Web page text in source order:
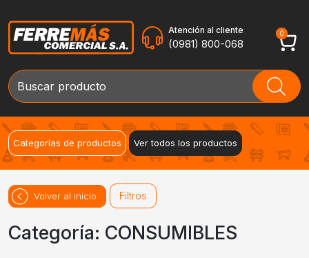
Atención al cliente
(0981) 800-068
0
Categorías de productos Ver todos los productos
Volver al inicio Filtros
Categoría: CONSUMIBLES